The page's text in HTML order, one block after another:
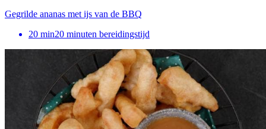
Gegrilde ananas met ijs van de BBQ
20 min20 minuten bereidingstijd